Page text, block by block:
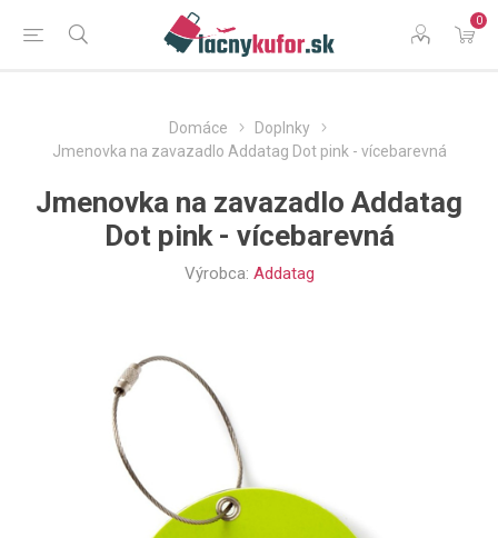
0
Domáce
Doplnky
Jmenovka na zavazadlo Addatag Dot pink - vícebarevná
Jmenovka na zavazadlo Addatag
Dot pink - vícebarevná
Výrobca: Addatag